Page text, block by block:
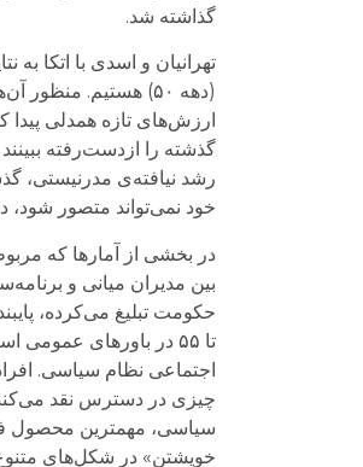
گذاشته شد.
تهرانیان و اسدی با اتکا
(دهه ۵۰) هستیم.
ارزش‌های تازه همدلی
گذشته را ازدست‌رفته
رشد نیافته‌ی مدرنیستی،
خود نمی‌تواند متصور شود،
در بخشی از آمارها که
بین مدیران میانی و
تا ۵۵ در باورهای
اجتماعی نظام سیاسی.
چیزی در دسترس نقد
سیاسی، مهمترین محصول